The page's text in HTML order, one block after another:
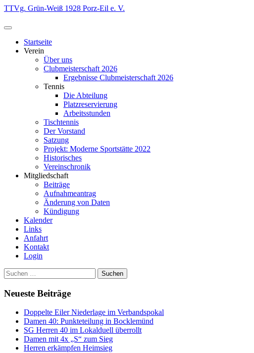
Zum
springen
TTVg. Grün-Weiß 1928 Porz-Eil e. V.
Startseite
Verein
Über uns
Clubmeisterschaft 2026
Ergebnisse Clubmeisterschaft 2026
Tennis
Die Abteilung
Platzreservierung
Arbeitsstunden
Tischtennis
Der Vorstand
Satzung
Projekt: Moderne Sportstätte 2022
Historisches
Vereinschronik
Mitgliedschaft
Beiträge
Aufnahmeantrag
Änderung von Daten
Kündigung
Kalender
Links
Anfahrt
Kontakt
Login
Suchen
nach:
Neueste Beiträge
Doppelte Eiler Niederlage im Verbandspokal
Damen 40: Punkteteilung in Bocklemünd
SG Herren 40 im Lokalduell überrollt
Damen mit 4x „S“ zum Sieg
Herren erkämpfen Heimsieg